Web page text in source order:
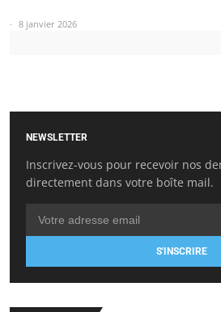
8 janvier 2026
NEWSLETTER
Inscrivez-vous pour recevoir nos
directement dans votre boîte mail.
S'INSCRIRE